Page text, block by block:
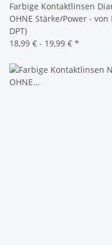
Farbige Kontaktlinsen
OHNE Stärke/Power -
DPT)
18,99 € - 19,99 € *